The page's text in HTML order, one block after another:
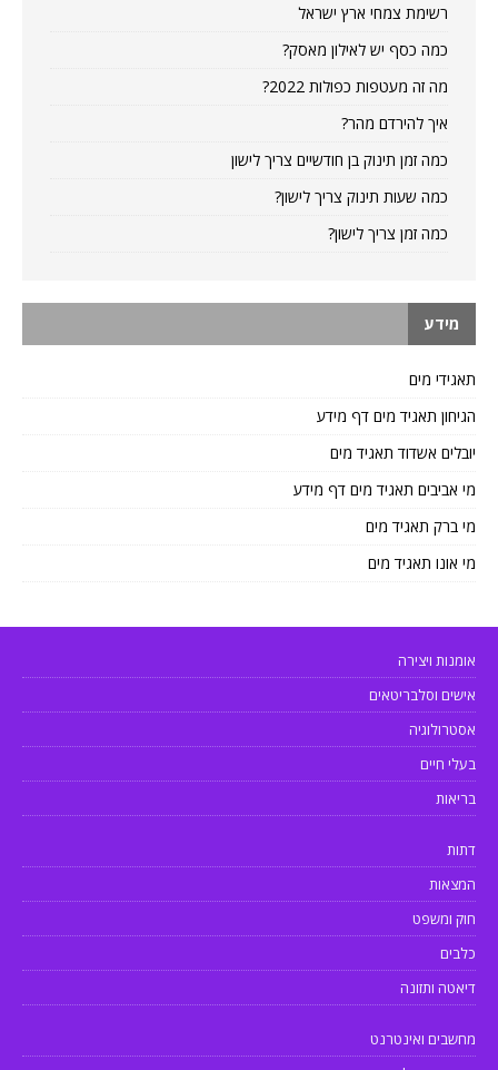
רשימת צמחי ארץ ישראל
כמה כסף יש לאילון מאסק?
מה זה מעטפות כפולות 2022?
איך להירדם מהר?
כמה זמן תינוק בן חודשיים צריך לישון
כמה שעות תינוק צריך לישון?
כמה זמן צריך לישון?
מידע
תאגידי מים
הגיחון תאגיד מים דף מידע
יובלים אשדוד תאגיד מים
מי אביבים תאגיד מים דף מידע
מי ברק תאגיד מים
מי אונו תאגיד מים
אומנות ויצירה
אישים וסלבריטאים
אסטרולוגיה
בעלי חיים
בריאות
דתות
המצאות
חוק ומשפט
כלבים
דיאטה ותזונה
מחשבים ואינטרנט